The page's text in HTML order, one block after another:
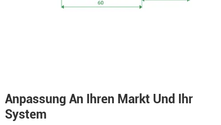
Anpassung An Ihren Markt Und Ihr
System